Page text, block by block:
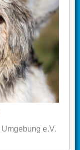
e.V.